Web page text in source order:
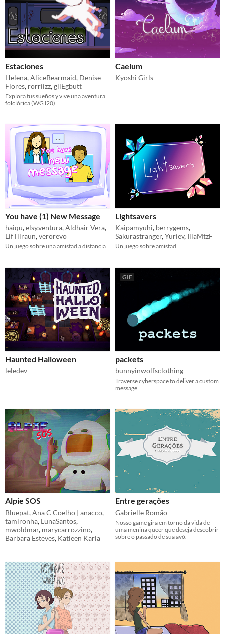
Estaciones
Helena,AliceBearmaid, Denise
Flores, rorriizz,gilEgbutt
Explora tus sueños y vive una aventura
folclórica (WGJ20)
Caelum
Kyoshi Girls
You have (1) New Message
haiqu,elsy.ventura,Aldhair Vera,
LifTilraun,verorevo
Un juego sobre una amistad a distancia
Lightsavers
Kaipamyuhi, berrygems,
Sakurastranger,Yuriev, IliaMtzF
Un juego sobre amistad
Haunted Halloween
leledev
GIF
packets
bunnyinwolfsclothing
Traverse cyberspace to deliver a custom
message
Alpie SOS
Bluepat,Ana C Coelho | anacco,
tamironha, LunaSantos,
mwoldmar, marycarrozzino,
Barbara Esteves, Katleen Karla
Entre gerações
Gabrielle Romão
Nosso game gira em torno da vida de
uma menina queer que deseja descobrir
sobre o passado de sua avó.